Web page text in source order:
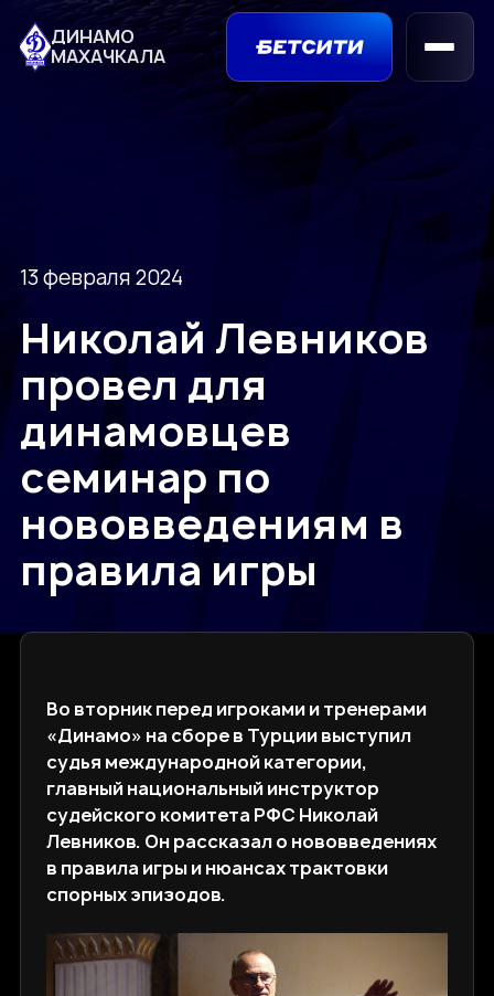
ДИНАМО
МАХАЧКАЛА
13 февраля 2024
Николай Левников
провел для
динамовцев
семинар по
нововведениям в
правила игры
Во вторник перед игроками и тренерами
«Динамо» на сборе в Турции выступил
судья международной категории,
главный национальный инструктор
судейского комитета РФС Николай
Левников. Он рассказал о нововведениях
в правила игры и нюансах трактовки
спорных эпизодов.